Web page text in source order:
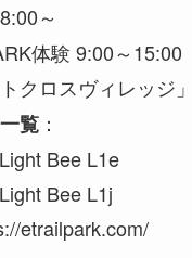
～
体験 9:00～15:00
トクロスヴィレッジ
覧 ：
Bee L1e
Bee L1j
etrailpark.com/